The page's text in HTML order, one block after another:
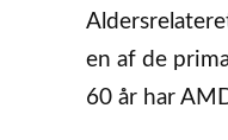
en af de
60 år har